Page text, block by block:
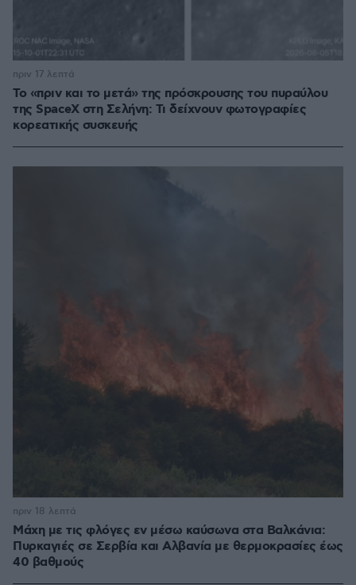
Το «πριν και το μετά» της πρόσκρουσης του πυραύλου
της SpaceX στη Σελήνη: Τι δείχνουν φωτογραφίες
κορεατικής συσκευής
πριν 17 λεπτά
Μάχη με τις φλόγες εν μέσω καύσωνα στα Βαλκάνια:
Πυρκαγιές σε Σερβία και Αλβανία με θερμοκρασίες έως
40 βαθμούς
πριν 18 λεπτά